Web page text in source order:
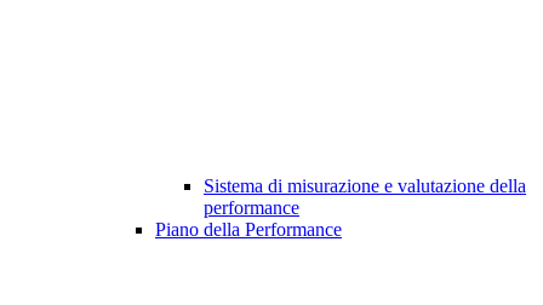
Sistema di misurazione e valutazione della
performance
Piano della Performance